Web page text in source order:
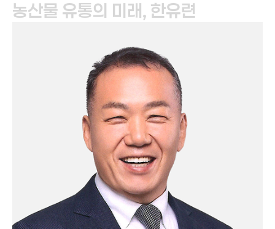
농산물 유통의 미래, 한유련